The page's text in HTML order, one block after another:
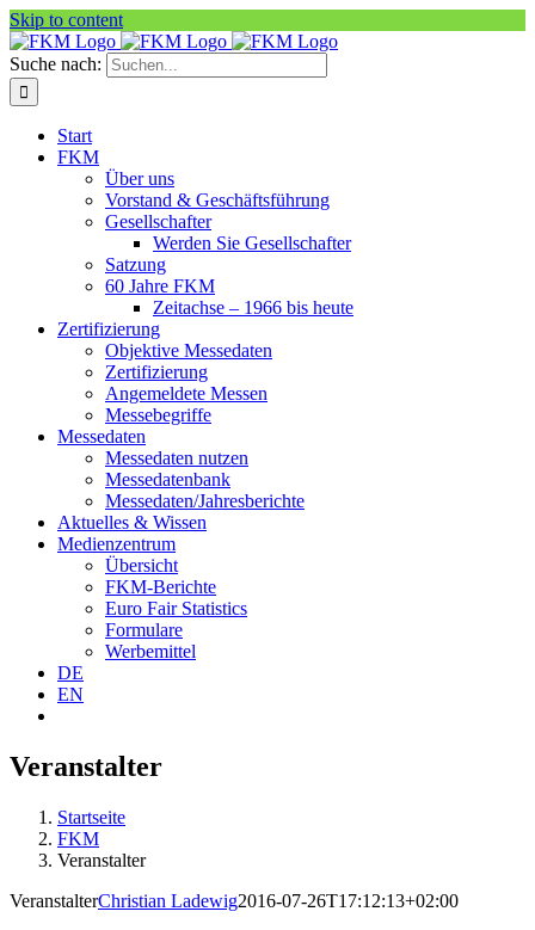
Skip to content
Suche nach:
Start
FKM
Über uns
Vorstand & Geschäftsführung
Gesellschafter
Werden Sie Gesellschafter
Satzung
60 Jahre FKM
Zeitachse – 1966 bis heute
Zertifizierung
Objektive Messedaten
Zertifizierung
Angemeldete Messen
Messebegriffe
Messedaten
Messedaten nutzen
Messedatenbank
Messedaten/Jahresberichte
Aktuelles & Wissen
Medienzentrum
Übersicht
FKM-Berichte
Euro Fair Statistics
Formulare
Werbemittel
DE
EN
Veranstalter
Startseite
FKM
Veranstalter
VeranstalterChristian Ladewig2016-07-26T17:12:13+02:00